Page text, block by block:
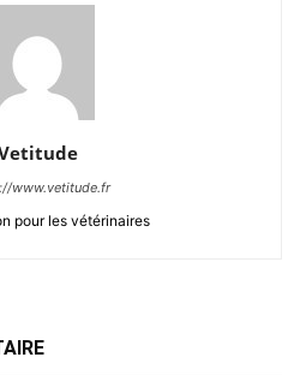
www.vetitude.fr
pour les vétérinaires